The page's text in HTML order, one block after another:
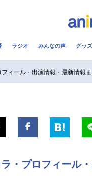
アニメ映画
男性声優/
ラジオ みんなの声 グッズ
ィール・出演情報・最新情報
・プロフィール